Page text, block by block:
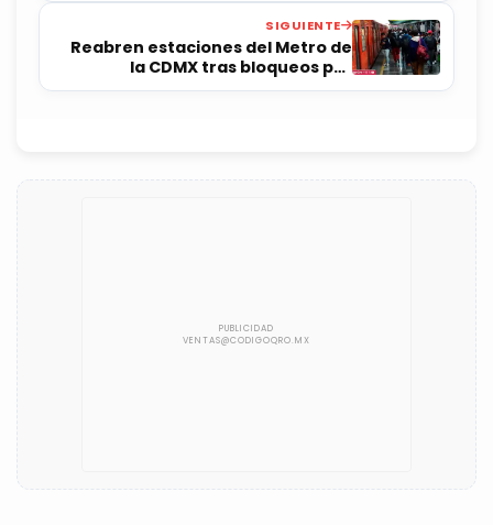
SIGUIENTE
Reabren estaciones del Metro de
la CDMX tras bloqueos por
protestas